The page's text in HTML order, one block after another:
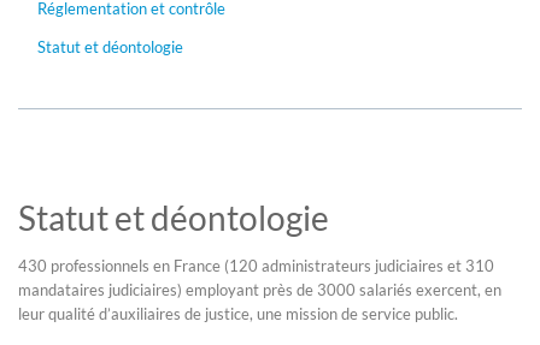
Réglementation et contrôle
Statut et déontologie
Statut et déontologie
430 professionnels en France (120 administrateurs judiciaires et 310
mandataires judiciaires) employant près de 3000 salariés exercent, en
leur qualité d’auxiliaires de justice, une mission de service public.